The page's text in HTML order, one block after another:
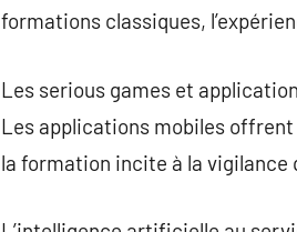
formations classiques,
Les serious games et
Les applications mobiles
la formation incite à la vigilance